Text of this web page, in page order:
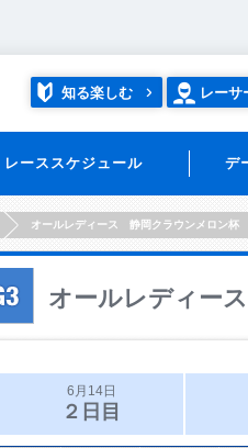
知る楽しむ レーサ
レーススケジュール デ
オールレディース 静岡クラウンメロン杯
オールレディー
6月14日
２日目